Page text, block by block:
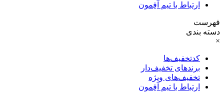
ارتباط با تیم آفِمون
فهرست
دسته بندی
×
کدتخفیف‌ها
برندهای تخفیف‌دار
تخفیف‌های ویژه
ارتباط با تیم آفِمون